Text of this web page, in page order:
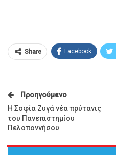
Share Facebook
Προηγούμενο
Η Σοφία Ζυγά νέα πρύτανις
του Πανεπιστημίου
Πελοποννήσου